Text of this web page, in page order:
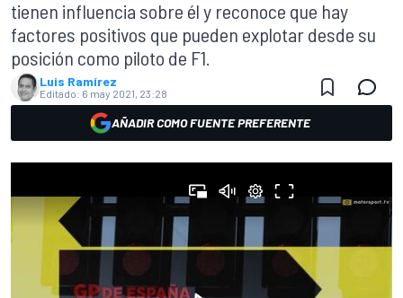
tienen influencia sobre él y reconoce que hay
factores positivos que pueden explotar desde su
posición como piloto de F1.
Luis Ramírez
Editado: 6 may 2021, 23:28
AÑADIR COMO FUENTE PREFERENTE